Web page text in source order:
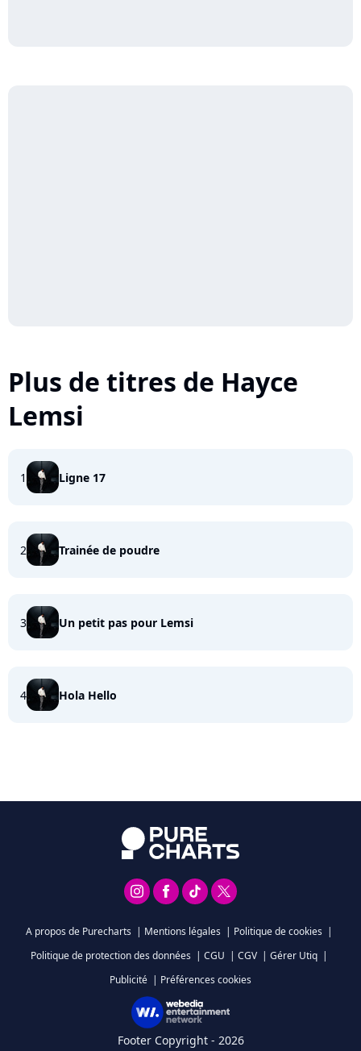
Plus de titres de Hayce
Lemsi
1 Ligne 17
2 Trainée de poudre
3 Un petit pas pour Lemsi
4 Hola Hello
A propos de Purecharts | Mentions légales | Politique de cookies |
Politique de protection des données | CGU | CGV | Gérer Utiq |
Publicité | Préférences cookies
Footer Copyright - 2026